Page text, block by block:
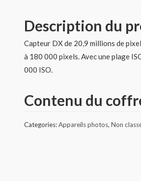
Description du
Capteur DX de 20,9 millions de
à 180 000 pixels. Avec une plage
000 ISO.
Contenu du
Categories:Appareils photos, Non